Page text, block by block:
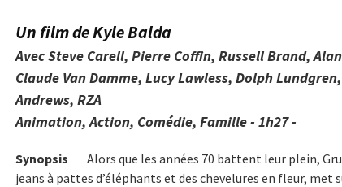
PROGRAMME
PDF
Un film de Kyle Balda
Avec Steve Carell, Pierre Coffin, Russell Brand,
Claude Van Damme, Lucy Lawless, Dolph
Andrews, RZA
Animation, Action, Comédie, Famille - 1h27 -
Synopsis
Alors que les années 70 battent leur plein,
jeans à pattes d’éléphants et des chevelures en fleur, met